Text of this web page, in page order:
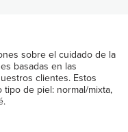
sobre el cuidado de la
basadas en las
clientes. Estos
de piel: normal/mixta,